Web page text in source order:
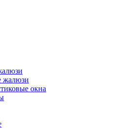
жалюзи
окна